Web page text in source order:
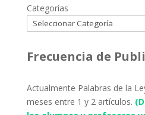
Categorías
Frecuencia de
Actualmente Palabras de la
meses entre 1 y 2 artículos.